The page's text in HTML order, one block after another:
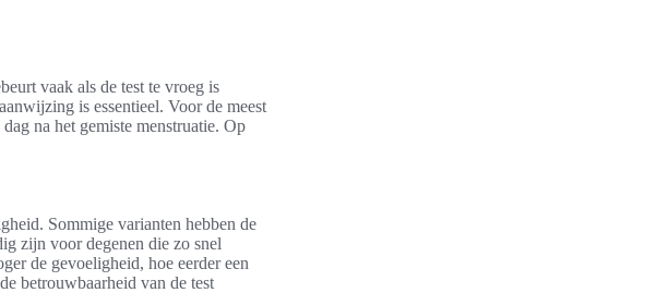
vaak als de test te vroeg is
is essentieel. Voor de meest
na het gemiste menstruatie. Op
Sommige varianten hebben de
zijn voor degenen die zo snel
de gevoeligheid, hoe eerder een
betrouwbaarheid van de test